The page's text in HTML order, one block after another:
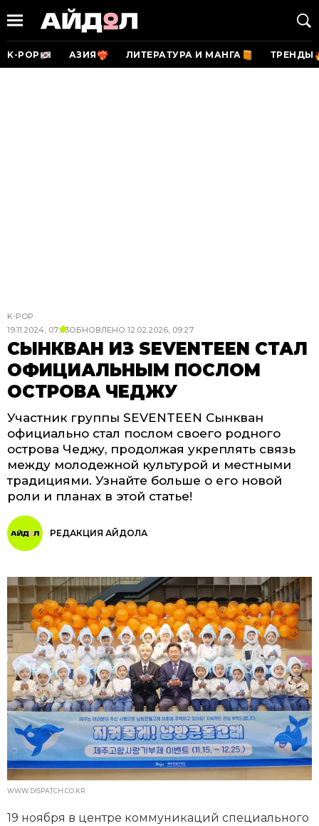
K-POP АЗИЯ ЛИТЕРАТУРА И МАНГА ТРЕНДЫ
K-POP
19.11.2024, 07:03ОБНОВЛЕНО 12.02.2026, 09:27
СЫНКВАН ИЗ SEVENTEEN СТАЛ
ОФИЦИАЛЬНЫМ ПОСЛОМ
ОСТРОВА ЧЕДЖУ
Участник группы SEVENTEEN Сынкван
официально стал послом своего родного
острова Чеджу, продолжая укреплять связь
между молодежной культурой и местными
традициями. Узнайте больше о его новой
роли и планах в этой статье!
РЕДАКЦИЯ АЙДОЛА
WWW.DISPATCH.CO.KR
19 ноября в центре коммуникаций специального